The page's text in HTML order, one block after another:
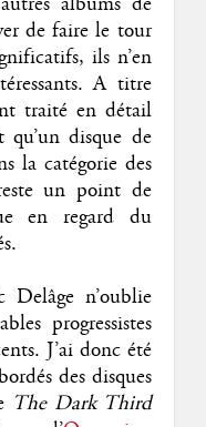
de faire le tour
ils n’en
A titre
traité en détail
qu’un disque de
la catégorie des
un point de
en regard du
Delâge n’oublie
progressistes
J’ai donc été
des disques
The Dark Third